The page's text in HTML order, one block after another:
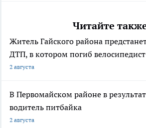
Читайте
Житель Гайского района
ДТП, в котором погиб велосипедист
2 августа
В Первомайском районе в
водитель питбайка
2 августа